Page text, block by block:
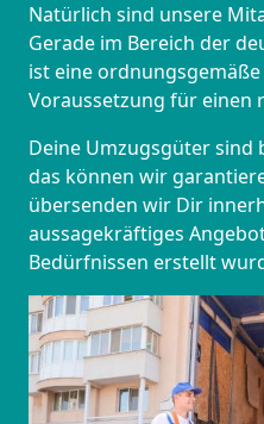
Natürlich sind unsere
Gerade im Bereich der
ist eine
Voraussetzung für einen
Deine Umzugsgüter sind
das können wir
übersenden wir Dir
aussagekräftiges
Bedürfnissen erstellt